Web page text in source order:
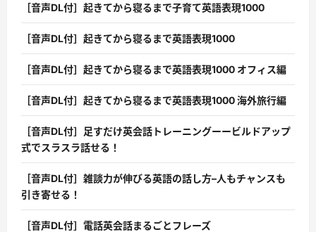
［音声DL付］起きてから寝るまで子育て英語表現1000
［音声DL付］起きてから寝るまで英語表現1000
［音声DL付］起きてから寝るまで英語表現1000 オフィス編
［音声DL付］起きてから寝るまで英語表現1000 海外旅行編
［音声DL付］足すだけ英会話トレーニングーービルドアップ
式でスラスラ話せる！
［音声DL付］雑談力が伸びる英語の話し方–人もチャンスも
引き寄せる！
［音声DL付］電話英会話まるごとフレーズ